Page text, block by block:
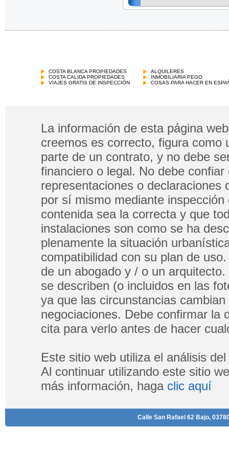
COSTA BLANCA PROPIEDADES
COSTA CALIDA PROPIEDADES
VIAJES GRATIS DE INSPECCIÓN
ALQUILERES
INMOBILIARIA PEGO
COSAS PARA HACER EN
La información de esta página
creemos es correcto, figura como
parte de un contrato, y no debe
financiero o legal. No debe
representaciones o
por sí mismo mediante
contenida sea la correcta y que
instalaciones son como se ha
plenamente la situación
compatibilidad con su plan de
de un abogado y / o un
se describen (o incluidos en las
ya que las circunstancias
negociaciones. Debe confirmar la
cita para verlo antes de hacer
Este sitio web utiliza el análisis
Al continuar utilizando este sitio
más información, haga clic aquí
Calle San Rafael 62 Bajo,